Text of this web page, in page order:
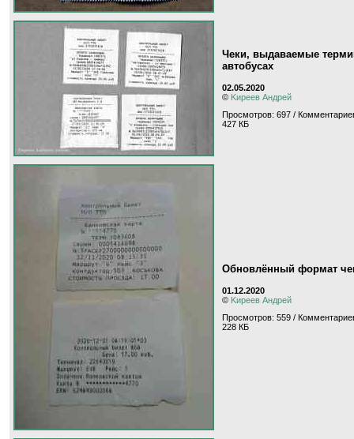
Чеки, выдаваемые
автобусах
02.05.2020
© Kиpeeв Aндpeй
Просмотров: 697 /
427 КБ
Обновлённый формат
01.12.2020
© Kиpeeв Aндpeй
Просмотров: 559 /
228 КБ